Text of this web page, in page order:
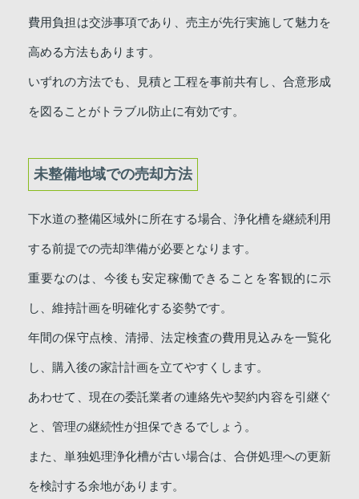
費用負担は交渉事項であり、売主が先行実施して魅力を
高める方法もあります。
いずれの方法でも、見積と工程を事前共有し、合意形成
を図ることがトラブル防止に有効です。
未整備地域での売却方法
下水道の整備区域外に所在する場合、浄化槽を継続利用
する前提での売却準備が必要となります。
重要なのは、今後も安定稼働できることを客観的に示
し、維持計画を明確化する姿勢です。
年間の保守点検、清掃、法定検査の費用見込みを一覧化
し、購入後の家計計画を立てやすくします。
あわせて、現在の委託業者の連絡先や契約内容を引継ぐ
と、管理の継続性が担保できるでしょう。
また、単独処理浄化槽が古い場合は、合併処理への更新
を検討する余地があります。